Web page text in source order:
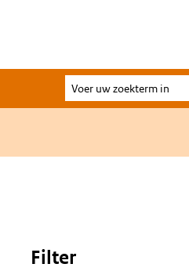
Voer
uw
Filter